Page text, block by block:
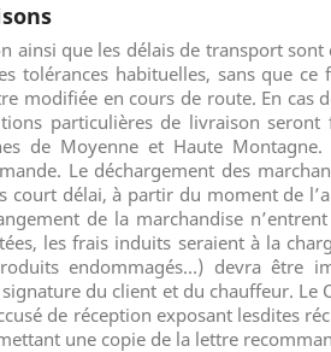
ainsi que les délais de transport
tolérances habituelles, sans que
modifiée en cours de route. En cas
particulières de livraison
de Moyenne et Haute
Le déchargement des
court délai, à partir du moment de
de la marchandise
les frais induits seraient à la
endommagés…) devra être
du client et du chauffeur.
de réception exposant lesdites
une copie de la lettre